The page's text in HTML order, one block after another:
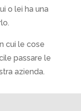
o lei ha una
cui le cose
passare le
azienda.